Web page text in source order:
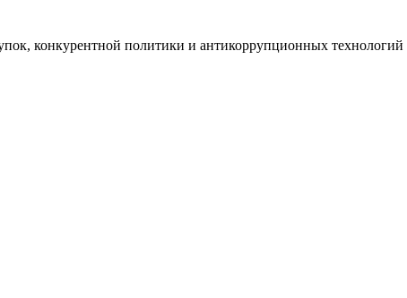
конкурентной политики и антикоррупционных технологий